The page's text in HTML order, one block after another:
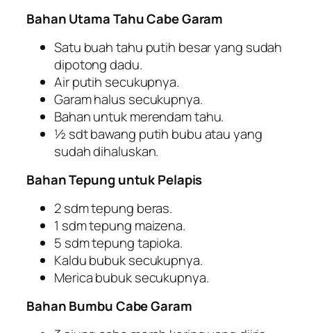
Bahan Utama Tahu Cabe Garam
Satu buah tahu putih besar yang sudah
dipotong dadu.
Air putih secukupnya.
Garam halus secukupnya.
Bahan untuk merendam tahu.
½ sdt bawang putih bubu atau yang
sudah dihaluskan.
Bahan Tepung untuk Pelapis
2 sdm tepung beras.
1 sdm tepung maizena.
5 sdm tepung tapioka.
Kaldu bubuk secukupnya.
Merica bubuk secukupnya.
Bahan Bumbu Cabe Garam